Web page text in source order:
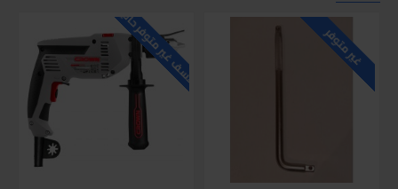
غير متوفر للاسف غير متوفر حاليا